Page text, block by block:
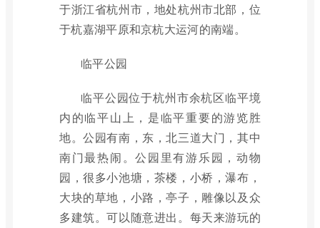
于浙江省杭州市，地处杭州市北部，位
于杭嘉湖平原和京杭大运河的南端。
临平公园
临平公园位于杭州市余杭区临平境
内的临平山上，是临平重要的游览胜
地。公园有南，东，北三道大门，其中
南门最热闹。公园里有游乐园，动物
园，很多小池塘，茶楼，小桥，瀑布，
大块的草地，小路，亭子，雕像以及众
多建筑。可以随意进出。每天来游玩的